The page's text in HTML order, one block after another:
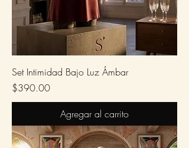
Set Intimidad Bajo Luz Ámbar
Precio
$390.00
Agregar al carrito